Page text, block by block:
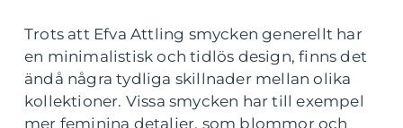
Trots att Efva Attling smycken generellt har
en minimalistisk och tidlös design, finns det
ändå några tydliga skillnader mellan olika
kollektioner. Vissa smycken har till exempel
mer feminina detaljer, som blommor och